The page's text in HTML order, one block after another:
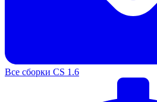
Все сборки CS 1.6